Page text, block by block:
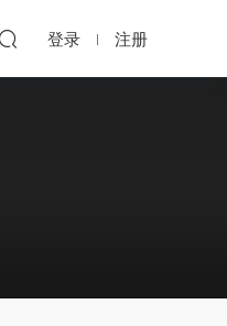
登录 注册